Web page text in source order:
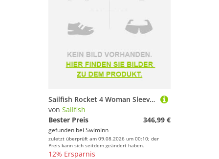
Sailfish Rocket 4 Woman Sleeveless Neoprene Wetsuit Schwarz L Frau
von Sailfish
Bester Preis
346,99 €
gefunden bei SwimInn
zuletzt überprüft am 09.08.2026 um 00:10; der
Preis kann sich seitdem geändert haben.
12% Ersparnis